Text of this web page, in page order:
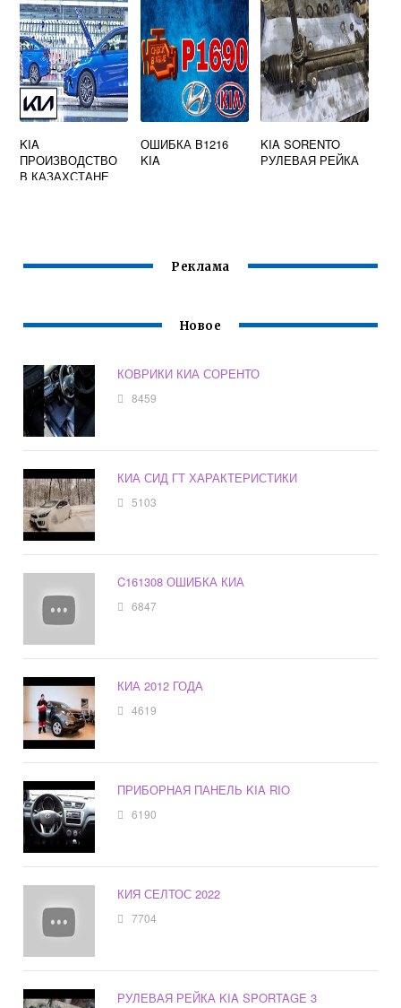
KIA
ПРОИЗВОДСТВО
В КАЗАХСТАНЕ
ОШИБКА B1216
KIA
KIA SORENTO
РУЛЕВАЯ РЕЙКА
Реклама
Новое
КОВРИКИ КИА СОРЕНТО
8459
КИА СИД ГТ ХАРАКТЕРИСТИКИ
5103
C161308 ОШИБКА КИА
6847
КИА 2012 ГОДА
4619
ПРИБОРНАЯ ПАНЕЛЬ KIA RIO
6190
КИЯ СЕЛТОС 2022
7704
РУЛЕВАЯ РЕЙКА KIA SPORTAGE 3